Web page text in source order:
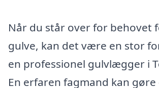
Når du står over for behovet
gulve, kan det være en stor
en professionel gulvlægger i
En erfaren fagmand kan gøre